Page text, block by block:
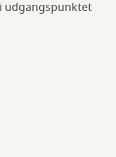
udgangspunktet